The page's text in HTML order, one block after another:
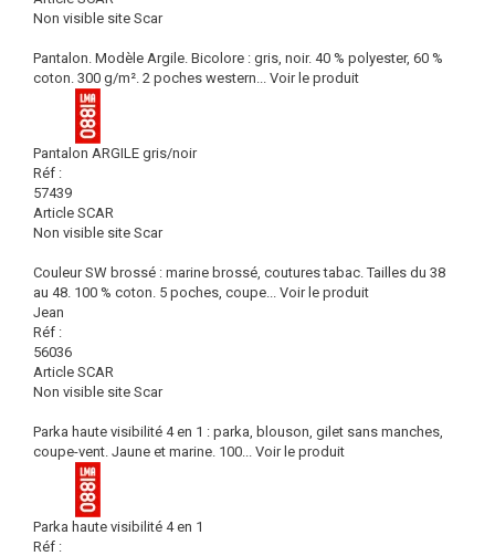
Non visible site Scar
Pantalon. Modèle Argile. Bicolore : gris, noir. 40 % polyester, 60 %
coton. 300 g/m². 2 poches western... Voir le produit
Pantalon ARGILE gris/noir
Réf :
57439
Article SCAR
Non visible site Scar
Couleur SW brossé : marine brossé, coutures tabac. Tailles du 38
au 48. 100 % coton. 5 poches, coupe... Voir le produit
Jean
Réf :
56036
Article SCAR
Non visible site Scar
Parka haute visibilité 4 en 1 : parka, blouson, gilet sans manches,
coupe-vent. Jaune et marine. 100... Voir le produit
Parka haute visibilité 4 en 1
Réf :